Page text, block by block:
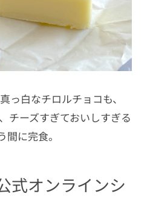
っ白なチロルチョコも、
チーズすぎておいしすぎる
に完食。
式オンラインシ